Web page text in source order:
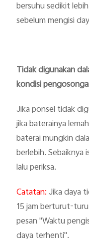
bersuhu sedikit
sebelum mengisi
Tidak digunakan
kondisi
Jika ponsel tidak
jika baterainya
baterai mungkin
berlebih. Sebaiknya
lalu periksa.
Catatan: Jika daya
15 jam berturut-
pesan "Waktu
daya terhenti".